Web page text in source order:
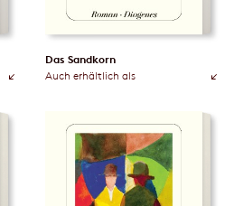
Das Sandkorn
Auch erhältlich als